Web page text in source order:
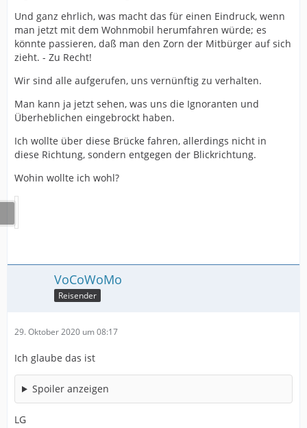
Und ganz ehrlich, was macht das für einen Eindruck, wenn
man jetzt mit dem Wohnmobil herumfahren würde; es
könnte passieren, daß man den Zorn der Mitbürger auf sich
zieht. - Zu Recht!
Wir sind alle aufgerufen, uns vernünftig zu verhalten.
Man kann ja jetzt sehen, was uns die Ignoranten und
Überheblichen eingebrockt haben.
Ich wollte über diese Brücke fahren, allerdings nicht in
diese Richtung, sondern entgegen der Blickrichtung.
Wohin wollte ich wohl?
VoCoWoMo
Reisender
29. Oktober 2020 um 08:17
Ich glaube das ist
Spoiler anzeigen
LG